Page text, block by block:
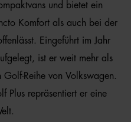
und bietet ein
Komfort als auch bei der
Eingeführt im Jahr
ist er weit mehr als
Reihe von Volkswagen.
Plus repräsentiert er eine